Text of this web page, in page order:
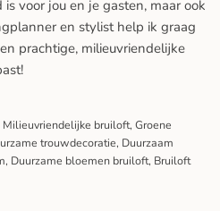
voor jou en je gasten, maar ook
en stylist help ik graag
prachtige, milieuvriendelijke
bruiloft, Groene
trouwdecoratie, Duurzaam
Duurzame bloemen bruiloft, Bruiloft